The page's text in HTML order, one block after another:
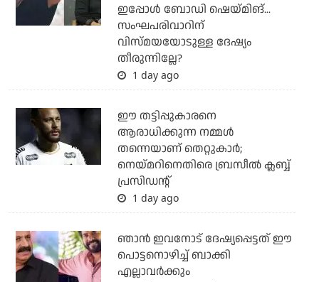
ഇപ്പോള്‍ ബോഡി ഷെയ്മിങ്...
സംഘപരിവാറിന്
വിസ്മയയോടുള്ള ദേഷ്യം
തീരുന്നില്ലേ?
1 day ago
ഈ തട്ടിപ്പുകാരനെ
ആരാധിക്കുന്ന നമ്മള്‍
തന്നെയാണ് തെറ്റുകാര്‍;
നെയ്മറിനെതിരെ ബ്രസീല്‍ ക്ലബ്ബ്
പ്രസിഡന്റ്
1 day ago
ഞാന്‍ ഇവനോട് ദേഷ്യപ്പെട്ടത് ഈ
പൊട്ടനൊഴിച്ച് ബാക്കി
എല്ലാവര്‍ക്കും